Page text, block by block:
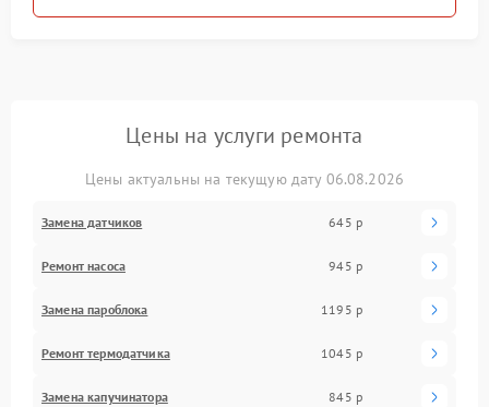
Цены на услуги ремонта
Цены актуальны на текущую дату 06.08.2026
Замена датчиков 645 р
Ремонт насоса 945 р
Замена пароблока 1195 р
Ремонт термодатчика 1045 р
Замена капучинатора 845 р